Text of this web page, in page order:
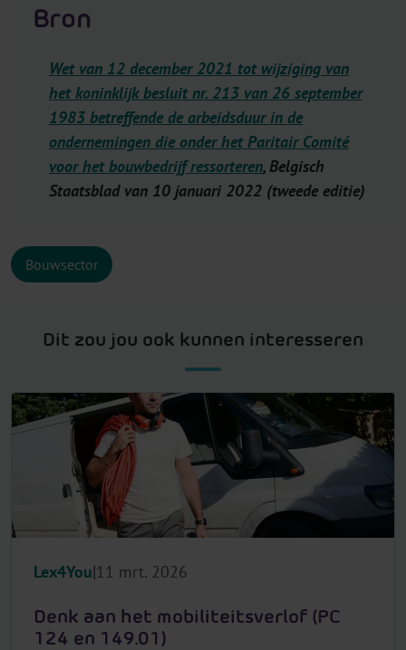
Bron
Wet van 12 december 2021 tot wijziging van
het koninklijk besluit nr. 213 van 26 september
1983 betreffende de arbeidsduur in de
ondernemingen die onder het Paritair Comité
voor het bouwbedrijf ressorteren, Belgisch
Staatsblad van 10 januari 2022 (tweede editie)
Bouwsector
Dit zou jou ook kunnen interesseren
Lex4You 11 mrt. 2026
Denk aan het mobiliteitsverlof (PC
124 en 149.01)